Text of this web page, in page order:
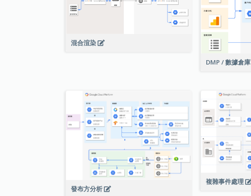
混合渲染
DMP / 數據倉庫
發布方分析
複雜事件處理